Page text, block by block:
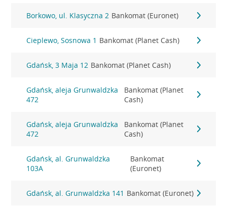
Borkowo, ul. Klasyczna 2 Bankomat (Euronet)
Cieplewo, Sosnowa 1 Bankomat (Planet Cash)
Gdańsk, 3 Maja 12 Bankomat (Planet Cash)
Gdańsk, aleja Grunwaldzka
472
Bankomat (Planet
Cash)
Gdańsk, aleja Grunwaldzka
472
Bankomat (Planet
Cash)
Gdańsk, al. Grunwaldzka
103A
Bankomat
(Euronet)
Gdańsk, al. Grunwaldzka 141 Bankomat (Euronet)